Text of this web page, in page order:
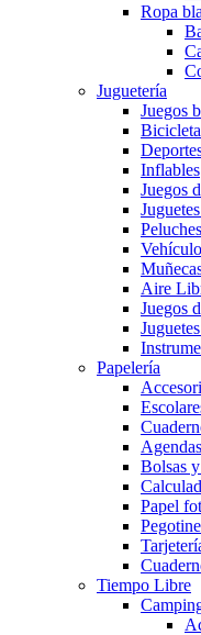
Ropa
Juguetería
Juegos
Inflables
Juegos
Peluches
Aire
Juegos
Papelería
Agendas
Bolsas
Papel
Tiempo Libre